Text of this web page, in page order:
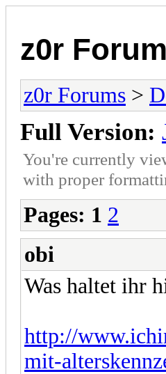
z0r
z0r Forums >
Full Version:
You're currently
with proper
Pages: 1 2
obi
Was haltet ihr
http://
mit-